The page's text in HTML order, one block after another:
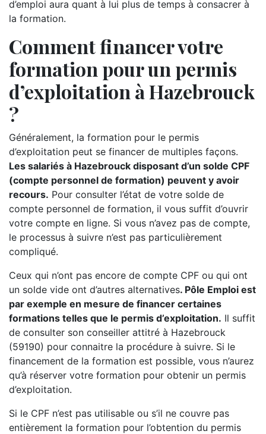
d’emploi aura quant à lui plus de temps à consacrer à
la formation.
Comment financer votre
formation pour un permis
d’exploitation à Hazebrouck
?
Généralement, la formation pour le permis
d’exploitation peut se financer de multiples façons.
Les salariés à Hazebrouck disposant d’un solde CPF
(compte personnel de formation) peuvent y avoir
recours. Pour consulter l’état de votre solde de
compte personnel de formation, il vous suffit d’ouvrir
votre compte en ligne. Si vous n’avez pas de compte,
le processus à suivre n’est pas particulièrement
compliqué.
Ceux qui n’ont pas encore de compte CPF ou qui ont
un solde vide ont d’autres alternatives. Pôle Emploi est
par exemple en mesure de financer certaines
formations telles que le permis d’exploitation. Il suffit
de consulter son conseiller attitré à Hazebrouck
(59190) pour connaitre la procédure à suivre. Si le
financement de la formation est possible, vous n’aurez
qu’à réserver votre formation pour obtenir un permis
d’exploitation.
Si le CPF n’est pas utilisable ou s’il ne couvre pas
entièrement la formation pour l’obtention du permis